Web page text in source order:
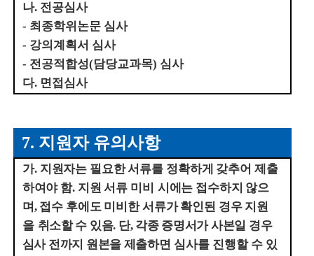
나. 전공심사
- 최종학위논문 심사
- 강의계획서 심사
- 전공적합성(담당교과목) 심사
다. 면접심사
7. 지원자 유의사항
가. 지원자는 필요한 서류를 정확하게 갖추어 제출
하여야 함. 지원 서류 미비
시에는 접수하지 않으
며 , 접수 후에도 미비한 서류가 확인된 경우 지원
을 취소할 수 있음. 단, 각종 증명서가 사본일 경우
심사 전까지 원본을 제출하면 심사를 진행할 수 있